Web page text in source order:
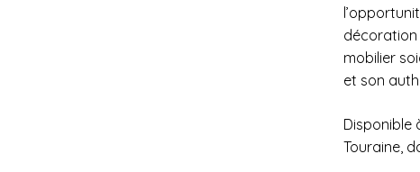
décoration
mobilier
et son
Disponible
Touraine,